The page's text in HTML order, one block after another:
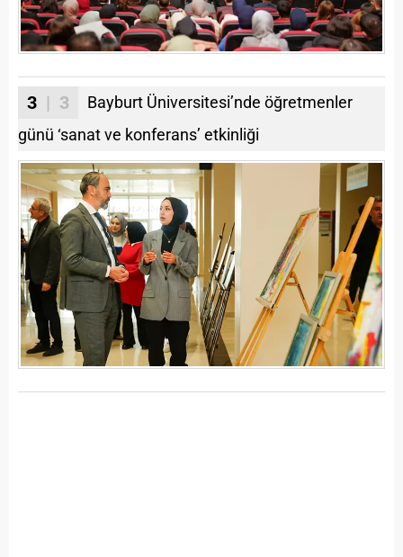
3 | 3
Bayburt Üniversitesi’nde öğretmenler
günü ‘sanat ve konferans’ etkinliği